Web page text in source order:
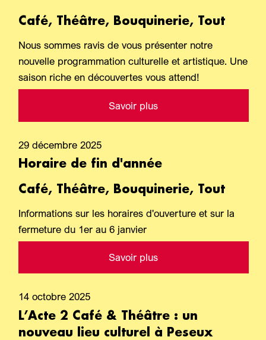
Café, Théâtre, Bouquinerie, Tout
Nous sommes ravis de vous présenter notre
nouvelle programmation culturelle et artistique. Une
saison riche en découvertes vous attend!
Savoir plus
29 décembre 2025
Horaire de fin d'année
Café, Théâtre, Bouquinerie, Tout
Informations sur les horaires d'ouverture et sur la
fermeture du 1er au 6 janvier
Savoir plus
14 octobre 2025
L’Acte 2 Café & Théâtre : un
nouveau lieu culturel à Peseux